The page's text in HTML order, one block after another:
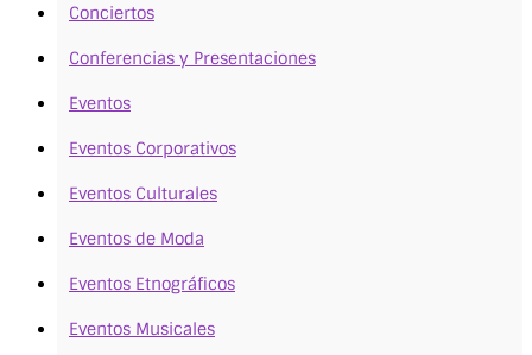
Conciertos
Conferencias y Presentaciones
Eventos
Eventos Corporativos
Eventos Culturales
Eventos de Moda
Eventos Etnográficos
Eventos Musicales